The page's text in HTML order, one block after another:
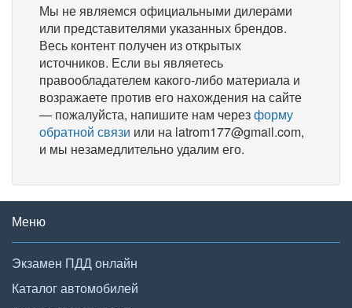
Мы не являемся официальными дилерами
или представителями указанных брендов.
Весь контент получен из открытых
источников. Если вы являетесь
правообладателем какого-либо материала и
возражаете против его нахождения на сайте
— пожалуйста, напишите нам черезформу
обратной связи или на latrom177@gmail.com,
и мы незамедлительно удалим его.
Меню
Экзамен ПДД онлайн
Каталог автомобилей